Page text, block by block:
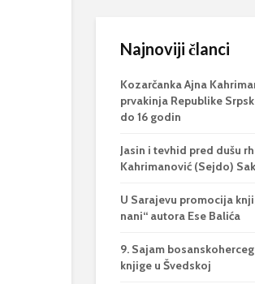
Najnoviji članci
Kozarčanka Ajna
prvakinja Republike
do 16 godin
Jasin i tevhid pred dušu
Kahrimanović (Sejdo)
U Sarajevu promocija
nani“ autora Ese Balića
9. Sajam
knjige u Švedskoj